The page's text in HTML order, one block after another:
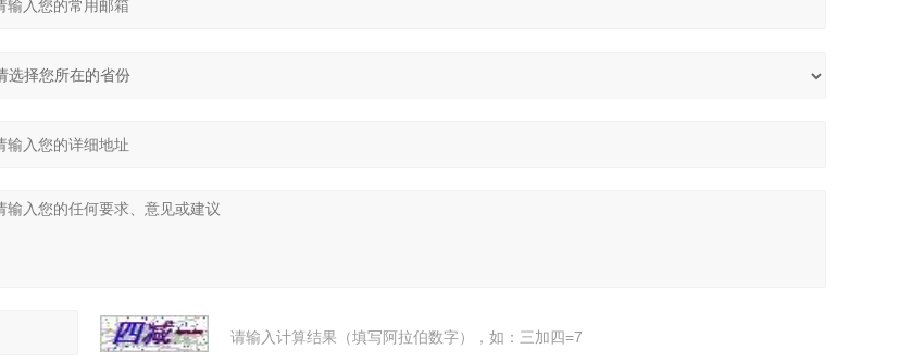
请输入计算结果（填写阿拉伯数字），如：三加四=7